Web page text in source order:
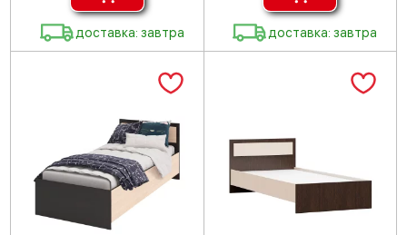
доставка: завтра доставка: завтра